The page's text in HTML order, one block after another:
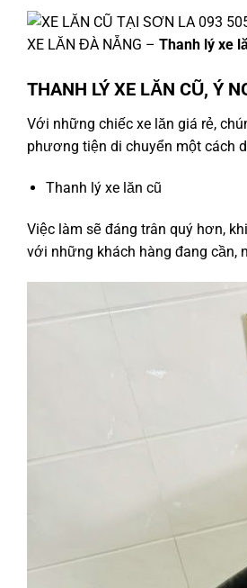
XE LĂN ĐÀ NẴNG – Thanh lý xe
THANH LÝ XE LĂN CŨ, Ý
Với những chiếc xe lăn giá rẻ,
phương tiện di chuyển một cách
Thanh lý xe lăn cũ
Việc làm sẽ đáng trân quý hơn,
với những khách hàng đang cần,